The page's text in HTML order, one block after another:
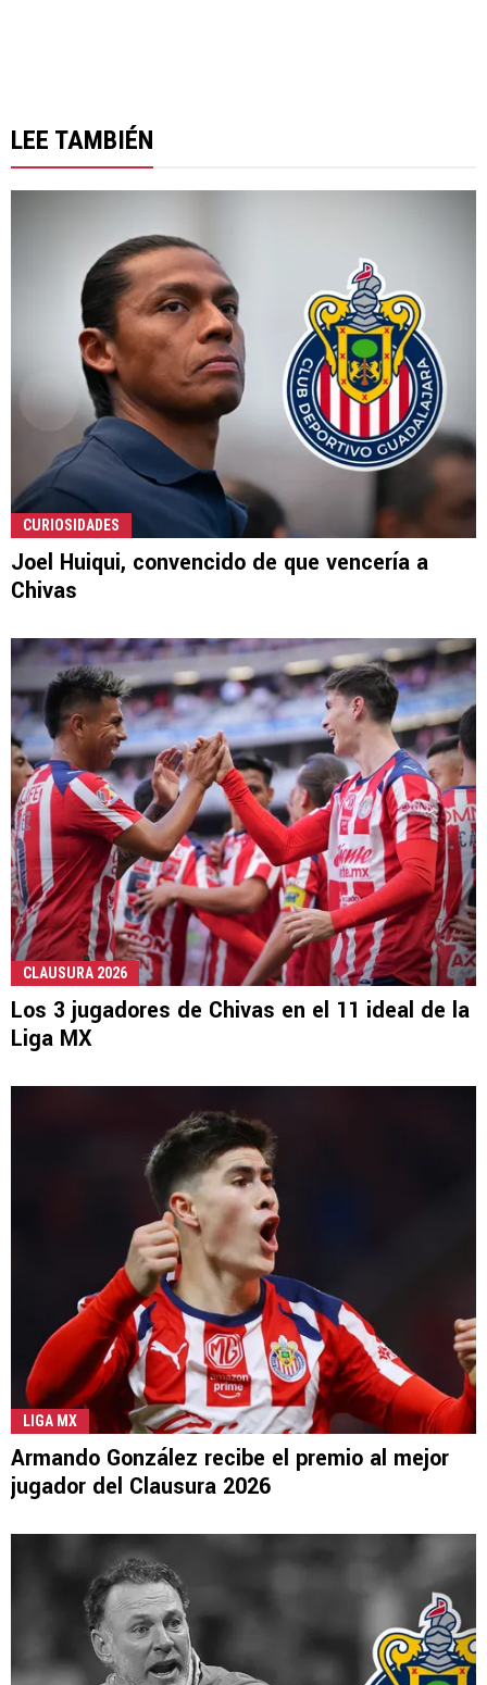
LEE TAMBIÉN
CURIOSIDADES
Joel Huiqui, convencido de que vencería a
Chivas
CLAUSURA 2026
Los 3 jugadores de Chivas en el 11 ideal de la
Liga MX
LIGA MX
Armando González recibe el premio al mejor
jugador del Clausura 2026